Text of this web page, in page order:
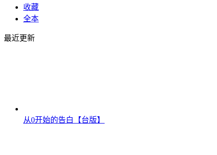
收藏
全本
最近更新
从0开始的告白【台版】